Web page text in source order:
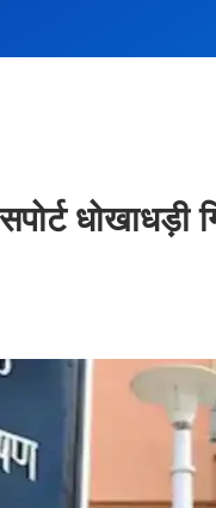
धोखाधड़ी